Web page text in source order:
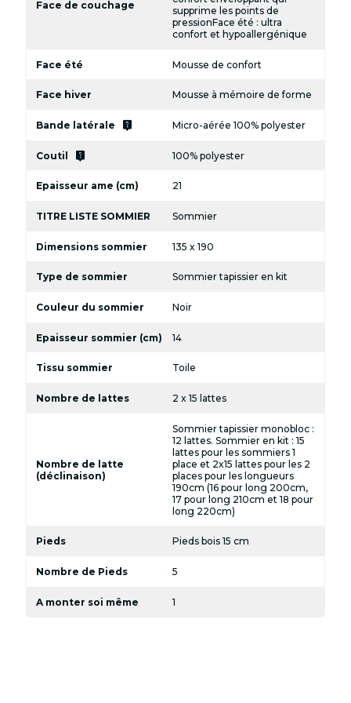
Face de couchage
supprime les points de
pressionFace été : ultra
confort et hypoallergénique
Face été Mousse de confort
Face hiver Mousse à mémoire de forme
Bande latérale live_help Micro-aérée 100% polyester
Coutil live_help 100% polyester
Epaisseur ame (cm) 21
TITRE LISTE SOMMIER Sommier
Dimensions sommier 135 x 190
Type de sommier Sommier tapissier en kit
Couleur du sommier Noir
Epaisseur sommier (cm) 14
Tissu sommier Toile
Nombre de lattes 2 x 15 lattes
Nombre de latte
(déclinaison)
Sommier tapissier monobloc :
12 lattes. Sommier en kit : 15
lattes pour les sommiers 1
place et 2x15 lattes pour les 2
places pour les longueurs
190cm (16 pour long 200cm,
17 pour long 210cm et 18 pour
long 220cm)
Pieds Pieds bois 15 cm
Nombre de Pieds 5
A monter soi même 1